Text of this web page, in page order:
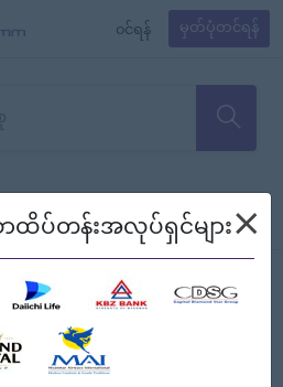
၀င်ရန် မှတ်ပုံတင်ရန်
စစ်ရန် စဉ်၍ကြည့်မည်
ထိပ်တန်းအလုပ်ရှင်များ×